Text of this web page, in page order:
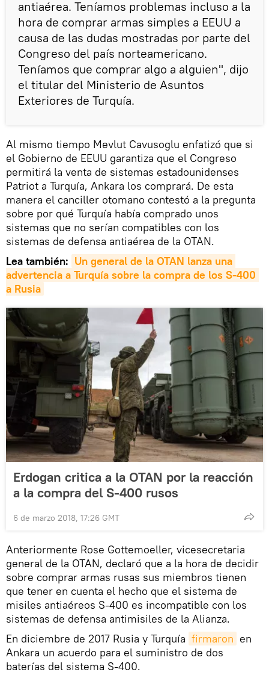
antiaérea. Teníamos problemas incluso a la
hora de comprar armas simples a EEUU a
causa de las dudas mostradas por parte del
Congreso del país norteamericano.
Teníamos que comprar algo a alguien", dijo
el titular del Ministerio de Asuntos
Exteriores de Turquía.
Al mismo tiempo Mevlut Cavusoglu enfatizó que si
el Gobierno de EEUU garantiza que el Congreso
permitirá la venta de sistemas estadounidenses
Patriot a Turquía, Ankara los comprará. De esta
manera el canciller otomano contestó a la pregunta
sobre por qué Turquía había comprado unos
sistemas que no serían compatibles con los
sistemas de defensa antiaérea de la OTAN.
Lea también: Un general de la OTAN lanza una
advertencia a Turquía sobre la compra de los S-400
a Rusia
Erdogan critica a la OTAN por la reacción
a la compra del S-400 rusos
6 de marzo 2018, 17:26 GMT
Anteriormente Rose Gottemoeller, vicesecretaria
general de la OTAN, declaró que a la hora de decidir
sobre comprar armas rusas sus miembros tienen
que tener en cuenta el hecho que el sistema de
misiles antiaéreos S-400 es incompatible con los
sistemas de defensa antimisiles de la Alianza.
En diciembre de 2017 Rusia y Turquía firmaron en
Ankara un acuerdo para el suministro de dos
baterías del sistema S-400.